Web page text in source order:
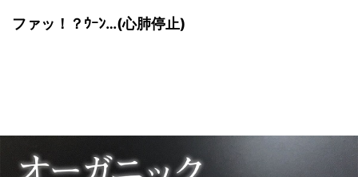
ファッ！？ｳｰﾝ…(心肺停止)